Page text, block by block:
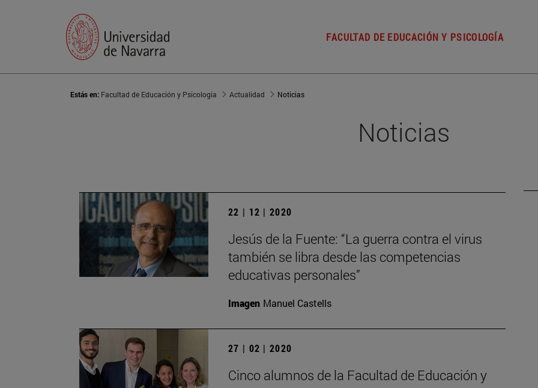
FACULTAD DE EDUCACIÓN Y PSICOLOGÍA
Estás en: Facultad de Educación y Psicología Actualidad Noticias
Noticias
22 | 12 | 2020
Jesús de la Fuente: “La guerra contra el virus
también se libra desde las competencias
educativas personales”
Imagen Manuel Castells
27 | 02 | 2020
Cinco alumnos de la Facultad de Educación y